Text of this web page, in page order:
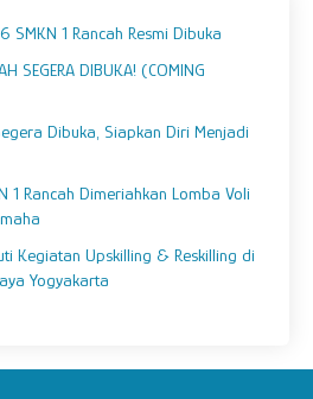
SMKN 1 Rancah Resmi Dibuka
SEGERA DIBUKA! (COMING
Dibuka, Siapkan Diri Menjadi
1 Rancah Dimeriahkan Lomba Voli
Kegiatan Upskilling & Reskilling di
Yogyakarta